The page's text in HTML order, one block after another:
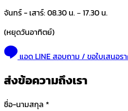
จันทร์ - เสาร์: 08.30 น. – 17.30 น.
(หยุดวันอาทิตย์)
แอด LINE สอบถาม / ขอใบเสนอร
ส่งข้อความถึงเรา
ชื่อ-นามสกุล *